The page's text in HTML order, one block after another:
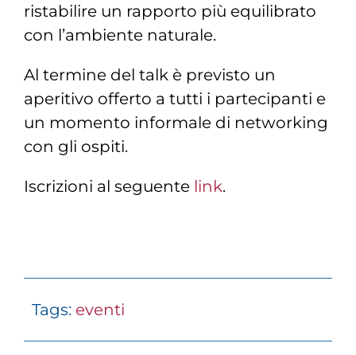
ristabilire un rapporto più equilibrato
con l’ambiente naturale.
Al termine del talk è previsto un
aperitivo offerto a tutti i partecipanti e
un momento informale di networking
con gli ospiti.
Iscrizioni al seguente link.
Tags: eventi